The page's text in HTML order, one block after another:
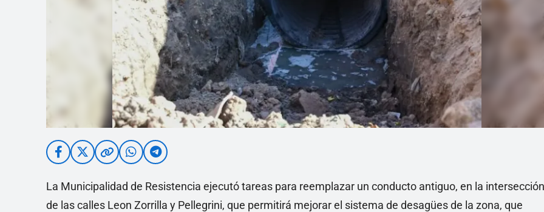
La Municipalidad de Resistencia ejecutó tareas para reemplazar un conducto antiguo, en la intersección
de las calles Leon Zorrilla y Pellegrini, que permitirá mejorar el sistema de desagües de la zona, que